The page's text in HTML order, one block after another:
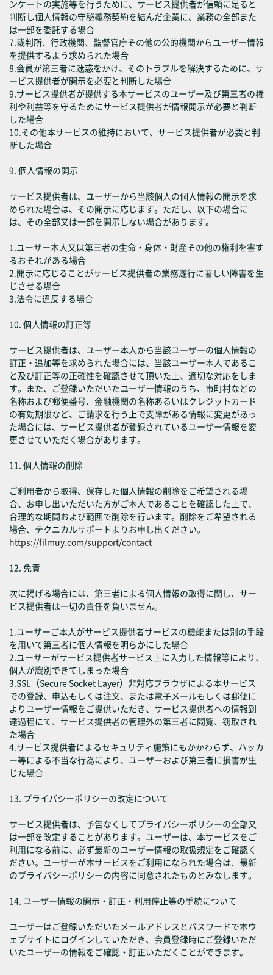
ンケートの実施等を行うために、サービス提供者が信頼に足ると
判断し個人情報の守秘義務契約を結んだ企業に、業務の全部また
は一部を委託する場合
7.裁判所、行政機関、監督官庁その他の公的機関からユーザー情報
を提供するよう求められた場合
8.会員が第三者に迷惑をかけ、そのトラブルを解決するために、サ
ービス提供者が開示を必要と判断した場合
9.サービス提供者が提供する本サービスのユーザー及び第三者の権
利や利益等を守るためにサービス提供者が情報開示が必要と判断
した場合
10.その他本サービスの維持において、サービス提供者が必要と判
断した場合
9. 個人情報の開示
サービス提供者は、ユーザーから当該個人の個人情報の開示を求
められた場合は、その開示に応じます。ただし、以下の場合に
は、その全部又は一部を開示しない場合があります。
1.ユーザー本人又は第三者の生命・身体・財産その他の権利を害す
るおそれがある場合
2.開示に応じることがサービス提供者の業務遂行に著しい障害を生
じさせる場合
3.法令に違反する場合
10. 個人情報の訂正等
サービス提供者は、ユーザー本人から当該ユーザーの個人情報の
訂正・追加等を求められた場合には、当該ユーザー本人であるこ
と及び訂正等の正確性を確認させて頂いた上、適切な対応をしま
す。また、ご登録いただいたユーザー情報のうち、市町村などの
名称および郵便番号、金融機関の名称あるいはクレジットカード
の有効期限など、ご請求を行う上で支障がある情報に変更があっ
た場合には、サービス提供者が登録されているユーザー情報を変
更させていただく場合があります。
11. 個人情報の削除
ご利用者から取得、保存した個人情報の削除をご希望される場
合、お申し出いただいた方がご本人であることを確認した上で、
合理的な期間および範囲で削除を行います。削除をご希望される
場合、テクニカルサポートよりお申し出ください。
https://filmuy.com/support/contact
12. 免責
次に掲げる場合には、第三者による個人情報の取得に関し、サー
ビス提供者は一切の責任を負いません。
1.ユーザーご本人がサービス提供者サービスの機能または別の手段
を用いて第三者に個人情報を明らかにした場合
2.ユーザーがサービス提供者サービス上に入力した情報等により、
個人が識別できてしまった場合
3.SSL（Secure Socket Layer）非対応ブラウザによる本サービス
での登録、申込もしくは注文、または電子メールもしくは郵便に
よりユーザー情報をご提供いただき、サービス提供者への情報到
達過程にて、サービス提供者の管理外の第三者に閲覧、窃取され
た場合
4.サービス提供者によるセキュリティ施策にもかかわらず、ハッカ
ー等による不当な行為により、ユーザーおよび第三者に損害が生
じた場合
13. プライバシーポリシーの改定について
サービス提供者は、予告なくしてプライバシーポリシーの全部又
は一部を改定することがあります。ユーザーは、本サービスをご
利用になる前に、必ず最新のユーザー情報の取扱規定をご確認く
ださい。ユーザーが本サービスをご利用になられた場合は、最新
のプライバシーポリシーの内容に同意されたものとみなします。
14. ユーザー情報の開示・訂正・利用停止等の手続について
ユーザーはご登録いただいたメールアドレスとパスワードで本ウ
ェブサイトにログインしていただき、会員登録時にご登録いただ
いたユーザーの情報をご確認・訂正いただくことができます。